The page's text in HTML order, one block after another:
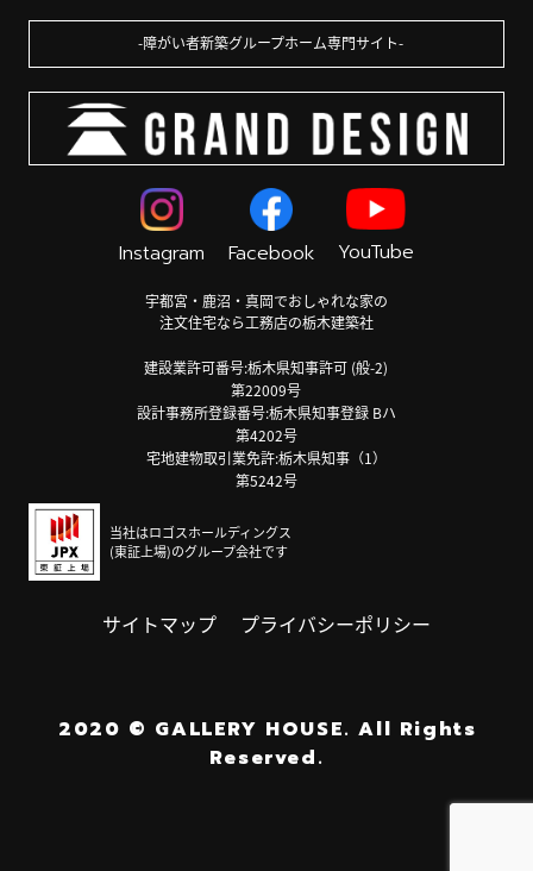
障がい者新築グループホーム専門サイト
Instagram Facebook YouTube
宇都宮・鹿沼・真岡でおしゃれな家の
注文住宅なら工務店の栃木建築社
建設業許可番号:栃木県知事許可 (般-2)
第22009号
設計事務所登録番号:栃木県知事登録 Bハ
第4202号
宅地建物取引業免許:栃木県知事（1）
第5242号
当社はロゴスホールディングス
(東証上場)のグループ会社です
サイトマップ プライバシーポリシー
2020 © GALLERY HOUSE. All Rights
Reserved.